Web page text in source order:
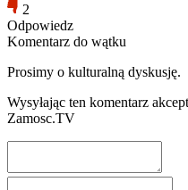
2
Odpowiedz
Komentarz do wątku
Prosimy o kulturalną dyskusję.
Wysyłając ten komentarz
Zamosc.TV